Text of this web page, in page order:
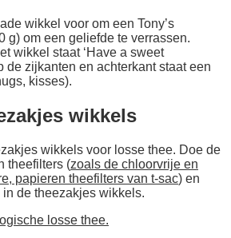
wikkel voor om een Tony’s
g) om een geliefde te verrassen.
wikkel staat ‘Have a sweet
de zijkanten en achterkant staat een
kisses).
wikkels
wikkels voor losse thee. Doe de
theefilters (zoals de chloorvrije en
papieren theefilters van t-sac) en
de theezakjes wikkels.
losse thee.